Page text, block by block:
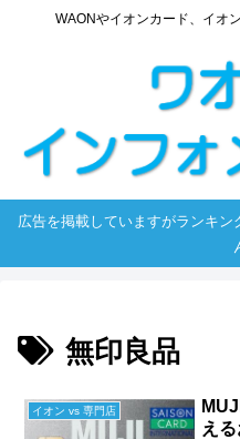
WAONやイオンカード、イオ
広告を掲載していますがランキ
無印良品
イオン vs 専門店
え